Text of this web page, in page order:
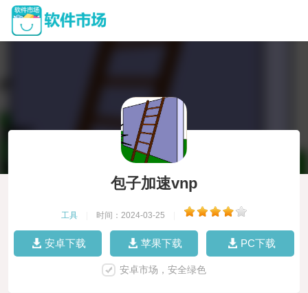
包子加速vnp
工具 时间：2024-03-25
安卓下载 苹果下载 PC下载
安卓市场，安全绿色